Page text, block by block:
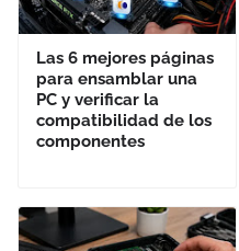
Las 6 mejores páginas
para ensamblar una
PC y verificar la
compatibilidad de los
componentes